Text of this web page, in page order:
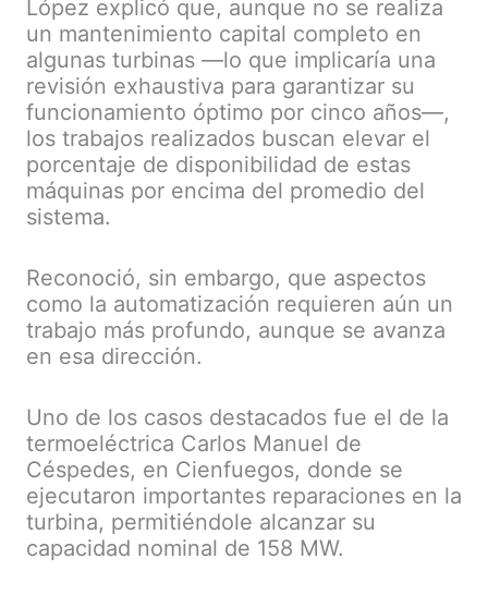
López explicó que, aunque no se realiza
un mantenimiento capital completo en
algunas turbinas —lo que implicaría una
revisión exhaustiva para garantizar su
funcionamiento óptimo por cinco años—,
los trabajos realizados buscan elevar el
porcentaje de disponibilidad de estas
máquinas por encima del promedio del
sistema.
Reconoció, sin embargo, que aspectos
como la automatización requieren aún un
trabajo más profundo, aunque se avanza
en esa dirección.
Uno de los casos destacados fue el de la
termoeléctrica Carlos Manuel de
Céspedes, en Cienfuegos, donde se
ejecutaron importantes reparaciones en la
turbina, permitiéndole alcanzar su
capacidad nominal de 158 MW.